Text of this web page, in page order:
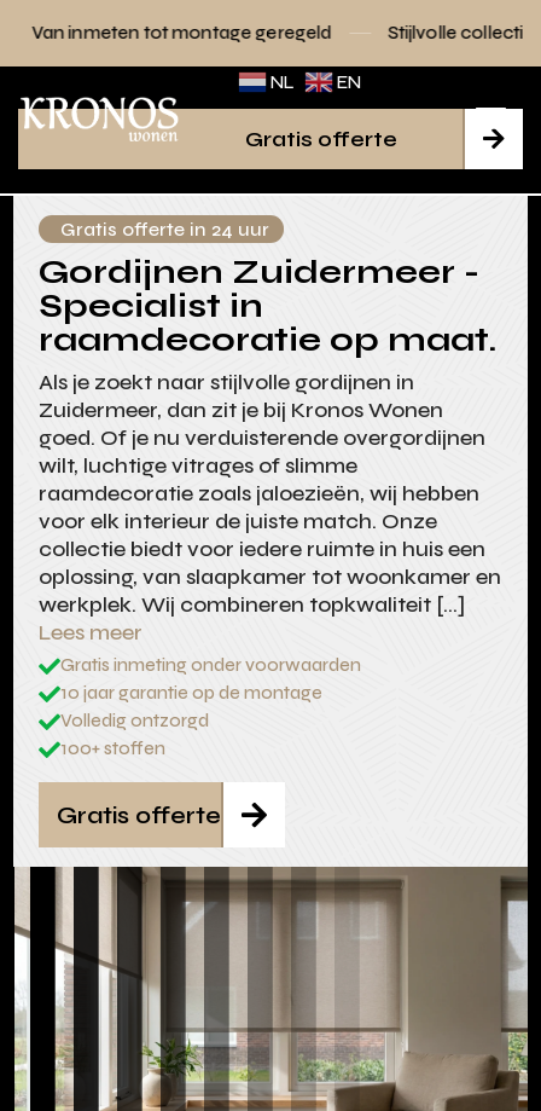
montage geregeld Stijlvolle collecties voor elk
NL EN

Gratis offerte
Gratis offerte in 24 uur
Gordijnen Zuidermeer -
Specialist in
raamdecoratie op maat.
Als je zoekt naar stijlvolle gordijnen in
Zuidermeer, dan zit je bij Kronos Wonen
goed. Of je nu verduisterende overgordijnen
wilt, luchtige vitrages of slimme
raamdecoratie zoals jaloezieën, wij hebben
voor elk interieur de juiste match. Onze
collectie biedt voor iedere ruimte in huis een
oplossing, van slaapkamer tot woonkamer en
werkplek. Wij combineren topkwaliteit […]
Lees meer
Gratis inmeting onder voorwaarden
10 jaar garantie op de montage
Volledig ontzorgd
100+ stoffen

Gratis offerte